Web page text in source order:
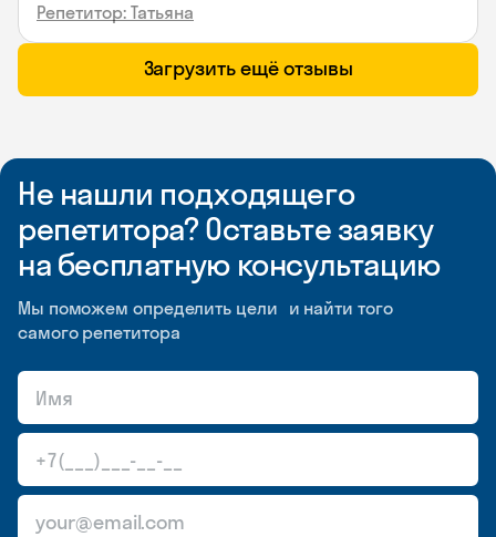
Репетитор: Татьяна
Загрузить ещё отзывы
Не нашли подходящего
репетитора? Оставьте заявку
на бесплатную консультацию
Мы поможем определить цели и найти того
самого репетитора